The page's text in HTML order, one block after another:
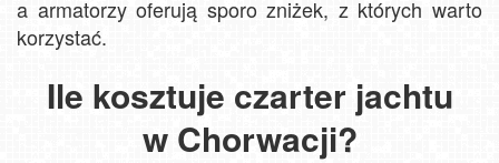
a armatorzy oferują sporo zniżek, z których warto
korzystać.
Ile kosztuje czarter jachtu
w Chorwacji?